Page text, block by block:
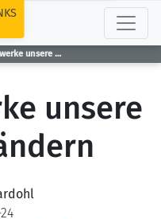
Wie Netzwerke unsere Welt verändern
unsere